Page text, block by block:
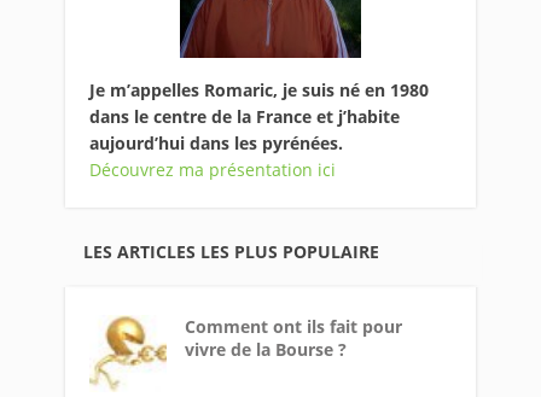
Je m’appelles Romaric, je suis né en 1980
dans le centre de la France et j’habite
aujourd’hui dans les pyrénées.
Découvrez ma présentation ici
LES ARTICLES LES PLUS POPULAIRE
Comment ont ils fait pour
vivre de la Bourse ?